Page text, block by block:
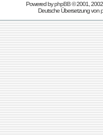
Powered byphpBB© 2001,
Deutsche Übersetzung von